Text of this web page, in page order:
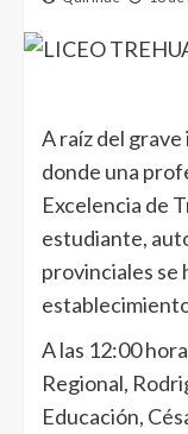
A raíz del
donde una
Excelencia de
estudiante,
provinciales se
A las 12:00
Regional,
Educación,